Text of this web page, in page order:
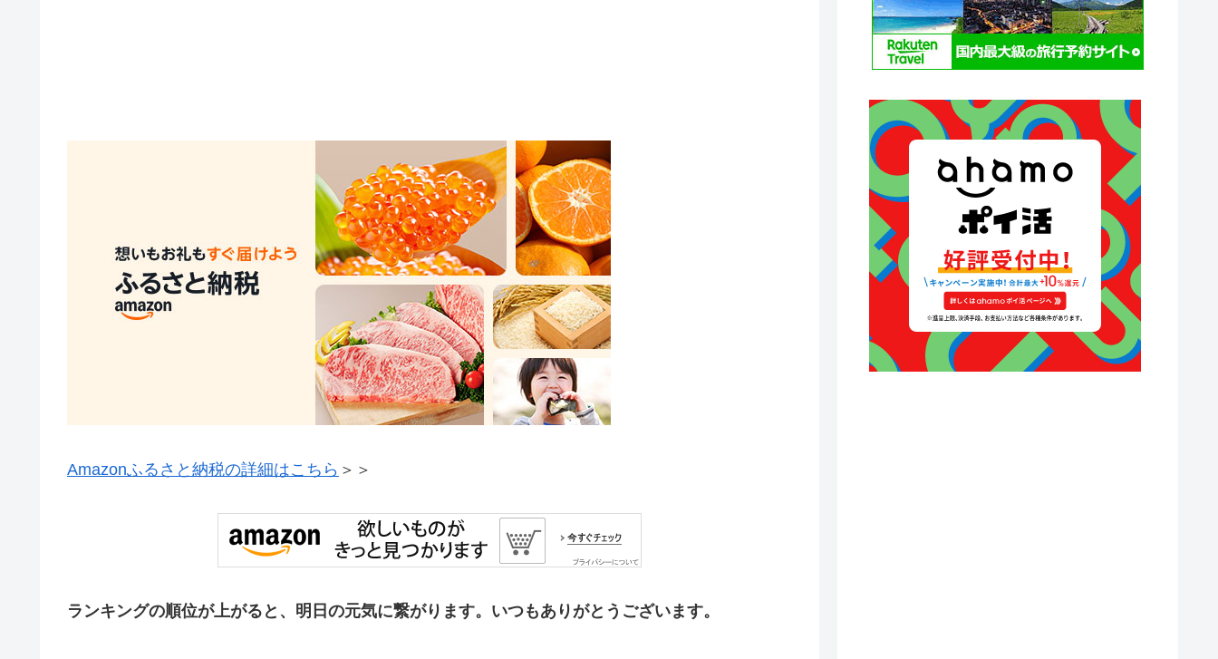
Amazonふるさと納税の詳細はこちら ＞＞
ランキングの順位が上がると、明日の元気に繋がります。いつもありがとうございます。